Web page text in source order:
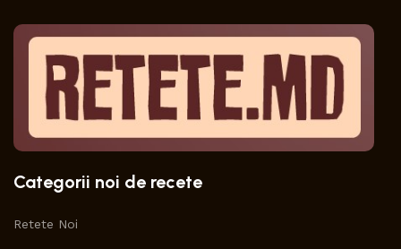
Categorii noi de recete
Retete Noi